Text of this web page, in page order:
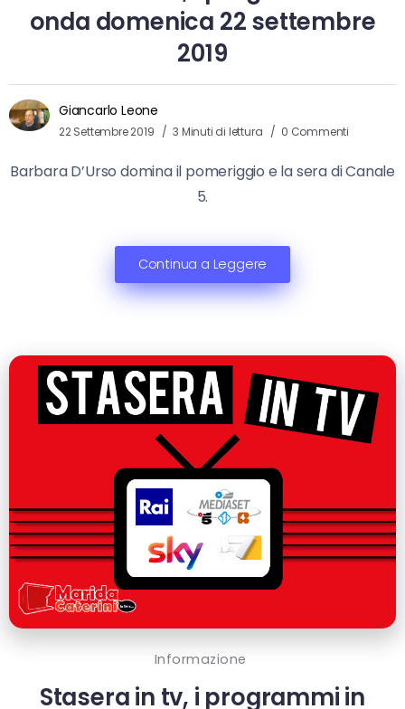
onda domenica 22 settembre
2019
Giancarlo Leone
22 Settembre 2019 3 Minuti di lettura 0 Commenti
Barbara D’Urso domina il pomeriggio e la sera di Canale
5.
Continua a Leggere
Informazione
Stasera in tv, i programmi in